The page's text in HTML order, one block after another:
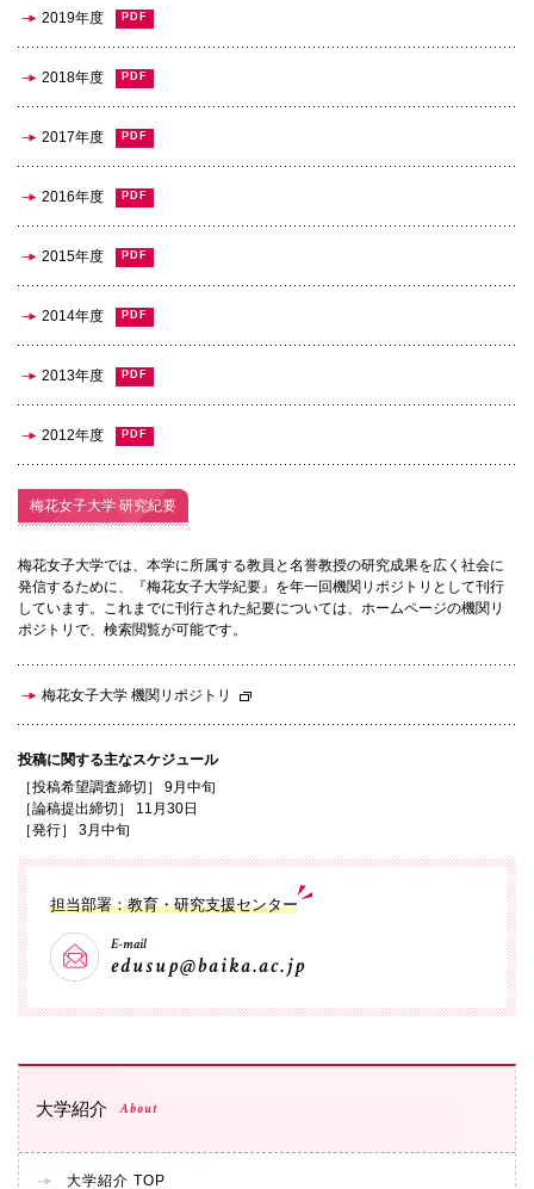
入試広報部
072-643-6566
BCCS
2019年度
2018年度
2017年度
2016年度
2015年度
2014年度
2013年度
2012年度
梅花女子大学 研究紀要
梅花女子大学では、本学に所属する教員と名誉教授の研究成果を広く社会に
発信するために、『梅花女子大学紀要』を年一回機関リポジトリとして刊行
しています。これまでに刊行された紀要については、ホームページの機関リ
ポジトリで、検索閲覧が可能です。
梅花女子大学 機関リポジトリ
投稿に関する主なスケジュール
［投稿希望調査締切］ 9月中旬
［論稿提出締切］ 11月30日
［発行］ 3月中旬
担当部署：教育・研究支援センター
E-mail
edusup@baika.ac.jp
大学紹介 About
大学紹介 TOP